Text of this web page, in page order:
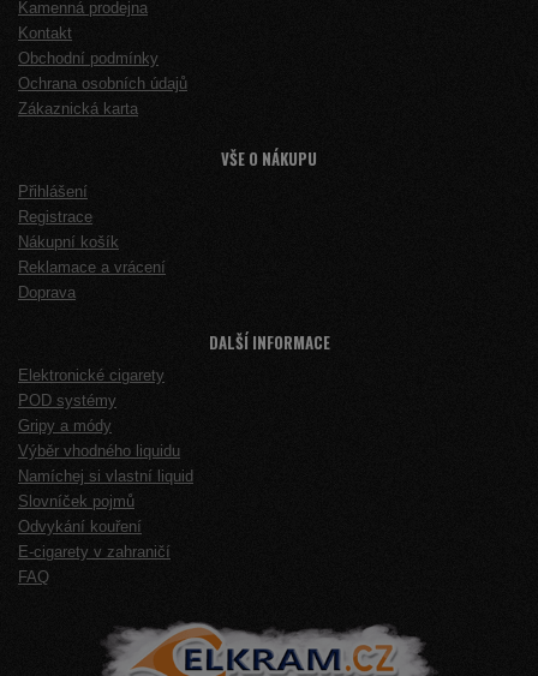
Kamenná prodejna
Kontakt
Obchodní podmínky
Ochrana osobních údajů
Zákaznická karta
VŠE O NÁKUPU
Přihlášení
Registrace
Nákupní košík
Reklamace a vrácení
Doprava
DALŠÍ INFORMACE
Elektronické cigarety
POD systémy
Gripy a módy
Výběr vhodného liquidu
Namíchej si vlastní liquid
Slovníček pojmů
Odvykání kouření
E-cigarety v zahraničí
FAQ